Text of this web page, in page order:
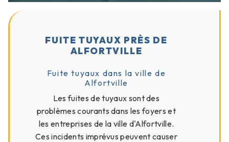
FUITE TUYAUX PRÈS DE
ALFORTVILLE
Fuite tuyaux dans la ville de
Alfortville
Les fuites de tuyaux sont des
problèmes courants dans les foyers et
les entreprises de la ville d'Alfortville.
Ces incidents imprévus peuvent causer